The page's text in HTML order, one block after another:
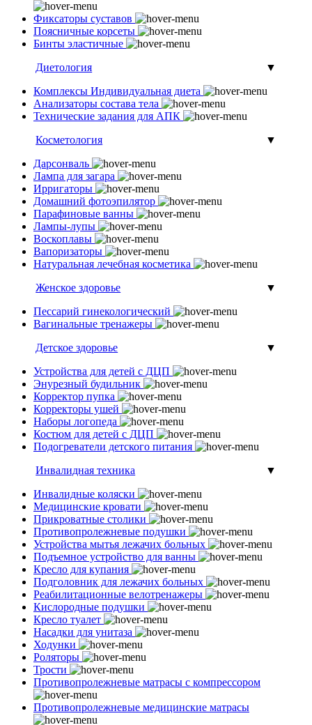
Фиксаторы суставов
Поясничные корсеты
Бинты эластичные
Диетология
▼
Комплексы Индивидуальная диета
Анализаторы состава тела
Технические задания для АПК
Косметология
▼
Дарсонваль
Лампа для загара
Ирригаторы
Домашний фотоэпилятор
Парафиновые ванны
Лампы-лупы
Воскоплавы
Вапоризаторы
Натуральная лечебная косметика
Женское здоровье
▼
Пессарий гинекологический
Вагинальные тренажеры
Детское здоровье
▼
Устройства для детей с ДЦП
Энурезный будильник
Корректор пупка
Корректоры ушей
Наборы логопеда
Костюм для детей с ДЦП
Подогреватели детского питания
Инвалидная техника
▼
Инвалидные коляски
Медицинские кровати
Прикроватные столики
Противопролежневые подушки
Устройства мытья лежачих больных
Подъемное устройство для ванны
Кресло для купания
Подголовник для лежачих больных
Реабилитационные велотренажеры
Кислородные подушки
Кресло туалет
Насадки для унитаза
Ходунки
Роляторы
Трости
Противопролежневые матрасы с компрессором
Противопролежневые медицинские матрасы